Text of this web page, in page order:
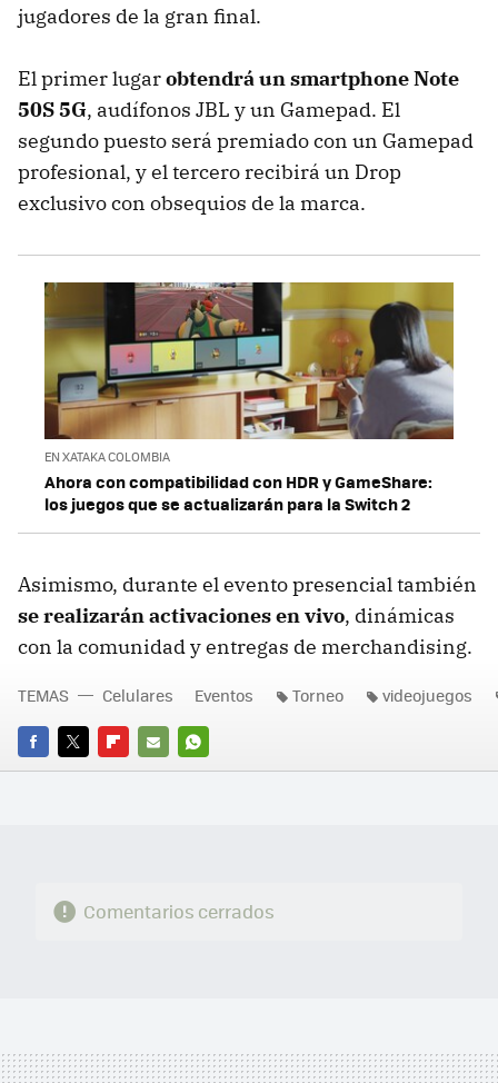
jugadores de la gran final.
El primer lugarobtendrá un smartphone Note
50S 5G, audífonos JBL y un Gamepad. El
segundo puesto será premiado con un Gamepad
profesional, y el tercero recibirá un Drop
exclusivo con obsequios de la marca.
EN XATAKA COLOMBIA
Ahora con compatibilidad con HDR y GameShare:
los juegos que se actualizarán para la Switch 2
Asimismo, durante el evento presencial también
se realizarán activaciones en vivo, dinámicas
con la comunidad y entregas de merchandising.
FACEBOOK
TWITTERFLIPBOARD
E-
WHATSAPP
TEMAS Celulares Eventos Torneo videojuegos
Comentarios cerrados